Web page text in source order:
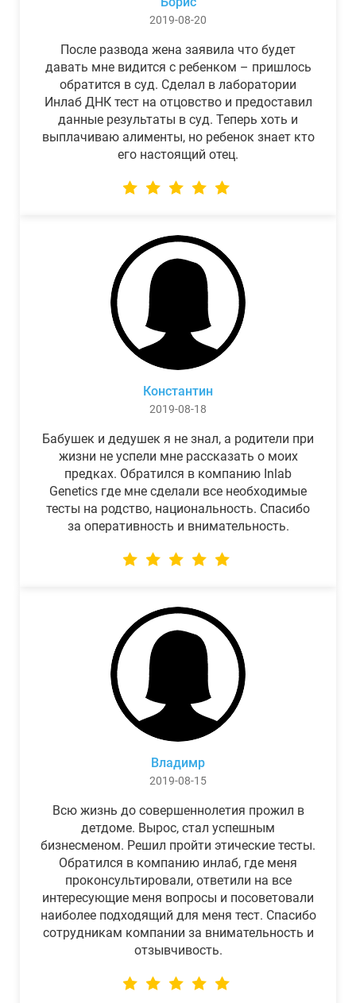
2019-08-20
После развода жена заявила что будет
давать мне видится с ребенком – пришлось
обратится в суд. Сделал в лаборатории
Инлаб ДНК тест на отцовство и предоставил
данные результаты в суд. Теперь хоть и
выплачиваю алименты, но ребенок знает кто
его настоящий отец.
Константин
2019-08-18
Бабушек и дедушек я не знал, а родители при
жизни не успели мне рассказать о моих
предках. Обратился в компанию Inlab
Genetics где мне сделали все необходимые
тесты на родство, национальность. Спасибо
за оперативность и внимательность.
Владимр
2019-08-15
Всю жизнь до совершеннолетия прожил в
детдоме. Вырос, стал успешным
бизнесменом. Решил пройти этические тесты.
Обратился в компанию инлаб, где меня
проконсультировали, ответили на все
интересующие меня вопросы и посоветовали
наиболее подходящий для меня тест. Спасибо
сотрудникам компании за внимательность и
отзывчивость.